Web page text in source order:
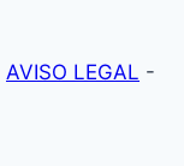
AVISO LEGAL -